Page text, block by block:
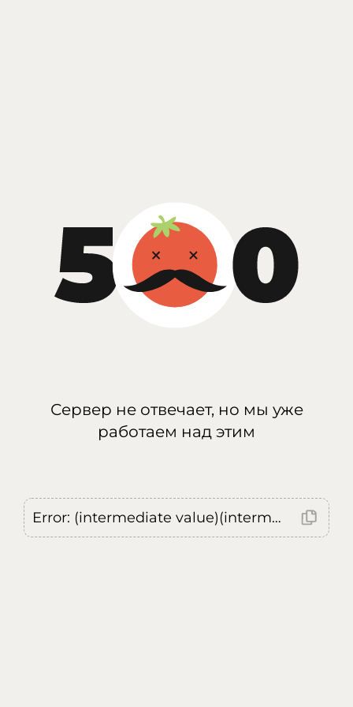
Сервер не отвечает, но мы уже
работаем над этим
Error: (intermediate value)(intermediate value)(intermediate value).replaceAll is not a function